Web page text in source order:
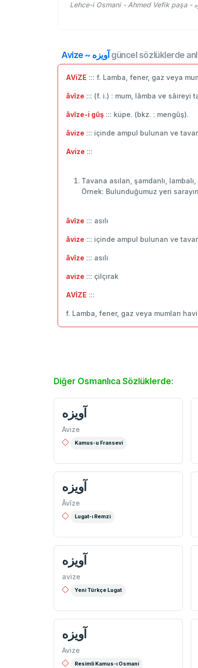
Avize ~ آويزه güncel sözlüklerde
AViZE ::: f. Lamba, fener, gaz veya
âvîze ::: (f. i.) : mum, lâmba ve sâireyi
âvîze-i gûş ::: küpe. (bkz. : mengûş).
âvize ::: içinde ampul bulunan ve
Avize :::
Tavana asılan, şamdanlı,
Örnek: Bulunduğumuz yeri
âvîze ::: asılı
âvize ::: içinde ampul bulunan ve
âvîze ::: ‬asılı
avize ::: çilçırak
AVİZE :::
f. Lamba, fener, gaz veya mumları
Diğer Osmanlıca Sözlüklerde:
آويزه
Avize
Kamus-u Fransevi
آويزه
Âvîze
Lugat-ı Remzi
آویزه
avize
Yeni Türkçe Lugat
آويزه
Avize
Resimli Kamus-ı Osmani